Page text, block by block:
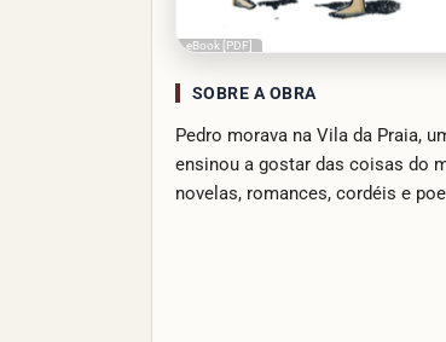
eBook [PDF]
SOBRE A OBRA
Pedro morava na Vila da Praia,
ensinou a gostar das coisas do
novelas, romances, cordéis e